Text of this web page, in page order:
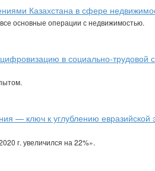
Казахстана в сфере
основные операции с недвижимостью.
в социально-трудовой
— ключ к углублению евразийской
г. увеличился на 22%».